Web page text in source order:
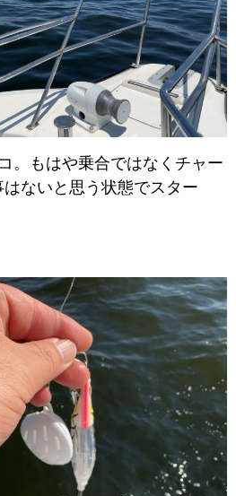
。もはや乗合ではなくチャー
ないと思う状態でスター